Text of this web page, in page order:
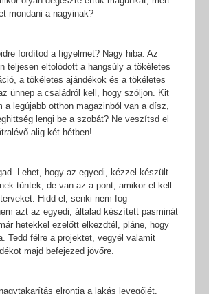
mondani a nagyinak?
fordítod a figyelmet? Nagy hiba. Az
teljesen eltolódott a hangsúly a tökéletes
a tökéletes ajándékok és a tökéletes
ünnep a családról kell, hogy szóljon. Kit
a legújabb otthon magazinból van a dísz,
lengi be a szobát? Ne veszítsd el
alig két hétben!
Lehet, hogy az egyedi, kézzel készült
tűntek, de van az a pont, amikor el kell
Hidd el, senki nem fog
azt az egyedi, általad készített pasminát
hetekkel ezelőtt elkezdtél, pláne, hogy
Tedd félre a projektet, vegyél valamit
majd befejezed jövőre.
elrontja a lakás levegőjét.